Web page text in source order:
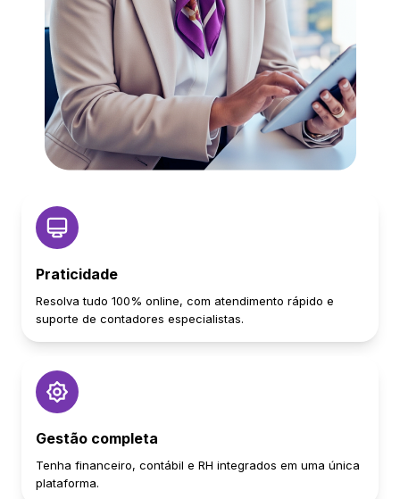
Praticidade
Resolva tudo 100% online, com atendimento rápido e
suporte de contadores especialistas.
Gestão completa
Tenha financeiro, contábil e RH integrados em uma única
plataforma.